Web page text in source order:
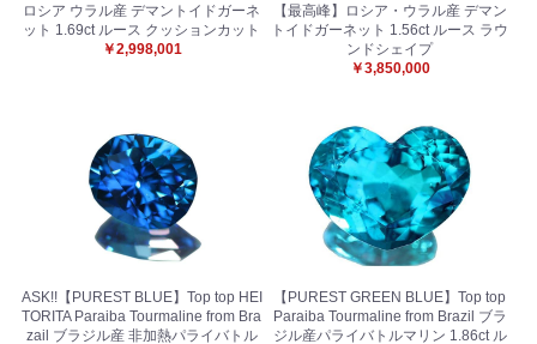
ロシア ウラル産 デマントイドガーネ
ット 1.69ct ルース クッションカット
￥2,998,001
【最高峰】ロシア・ウラル産 デマン
トイドガーネット 1.56ct ルース ラウ
ンドシェイプ
￥3,850,000
ASK!!【PUREST BLUE】Top top HEI
TORITA Paraiba Tourmaline from Bra
zail ブラジル産 非加熱パライバトル
【PUREST GREEN BLUE】Top top
Paraiba Tourmaline from Brazil ブラ
ジル産パライバトルマリン 1.86ct ル